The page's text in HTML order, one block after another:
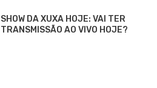
SHOW DA XUXA HOJE: VAI TER
TRANSMISSÃO AO VIVO HOJE?